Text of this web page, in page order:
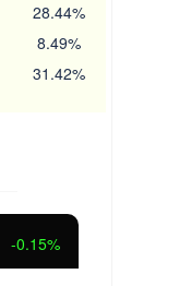
28.44%
8.49%
31.42%
-0.15%